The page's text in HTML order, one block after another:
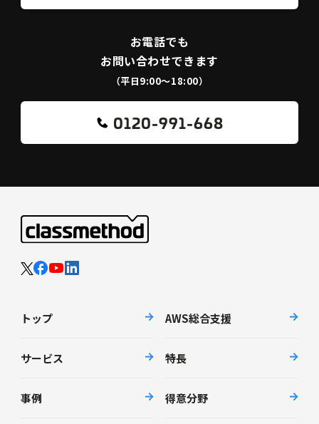
お電話でも
お問い合わせできます
（平日9:00〜18:00）
0120-991-668
トップ AWS総合支援
サービス 特長
事例 得意分野